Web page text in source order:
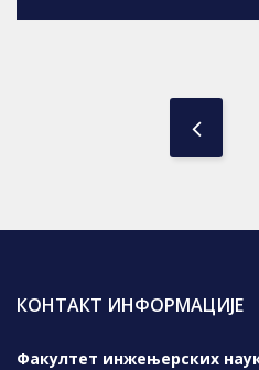
КОНТАКТ ИНФОРМАЦИЈЕ
Факултет инжењерских